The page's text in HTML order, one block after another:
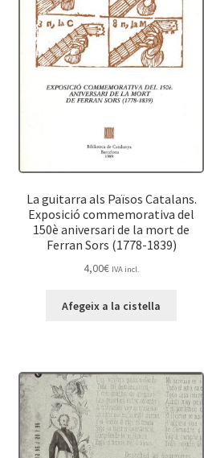
La guitarra als Països Catalans.
Exposició commemorativa del
150è aniversari de la mort de
Ferran Sors (1778-1839)
4,00€ IVA incl.
Afegeix a la cistella